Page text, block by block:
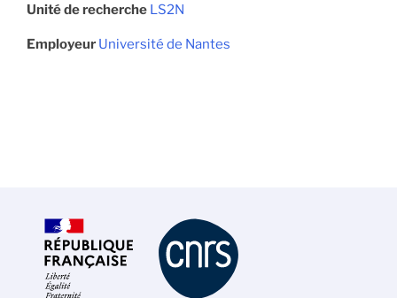
Unité de recherche LS2N
Employeur Université de Nantes